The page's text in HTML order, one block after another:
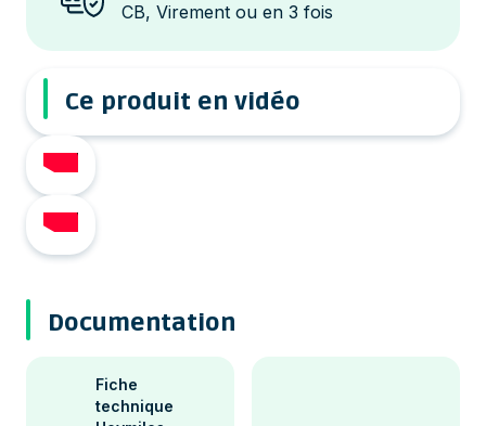
CB, Virement ou en 3 fois
Ce produit en vidéo
Documentation
Fiche
technique